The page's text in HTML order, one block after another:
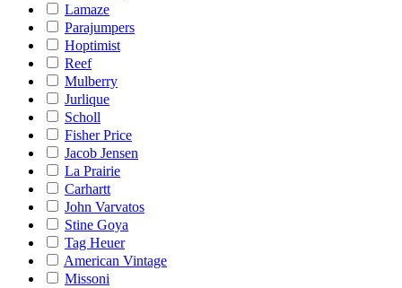
Lamaze
Parajumpers
Hoptimist
Reef
Mulberry
Jurlique
Scholl
Fisher Price
Jacob Jensen
La Prairie
Carhartt
John Varvatos
Stine Goya
Tag Heuer
American Vintage
Missoni